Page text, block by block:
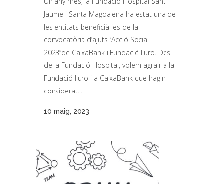
Jaume i Santa Magdalena ha estat una de
les entitats beneficiàries de la
convocatòria d’ajuts “Acció Social
2023”de CaixaBank i Fundació Iluro. Des
de la Fundació Hospital, volem agrair a la
Fundació Iluro i a CaixaBank que hagin
considerat...
10 maig, 2023